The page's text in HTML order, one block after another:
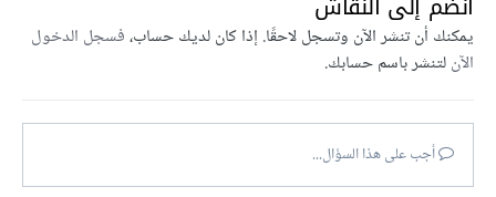
يمكنك أن تنشر الآن وتسجل لاحقًا. إذا كان لديك حساب،فسجل الدخول
الآنلتنشر باسم حسابك.
أجب على هذا السؤال...